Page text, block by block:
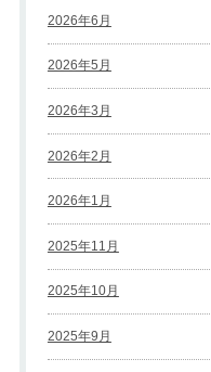
2026年6月
2026年5月
2026年3月
2026年2月
2026年1月
2025年11月
2025年10月
2025年9月